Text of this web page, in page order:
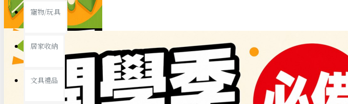
春節/新年
寵物/玩具
居家收納
文具禮品